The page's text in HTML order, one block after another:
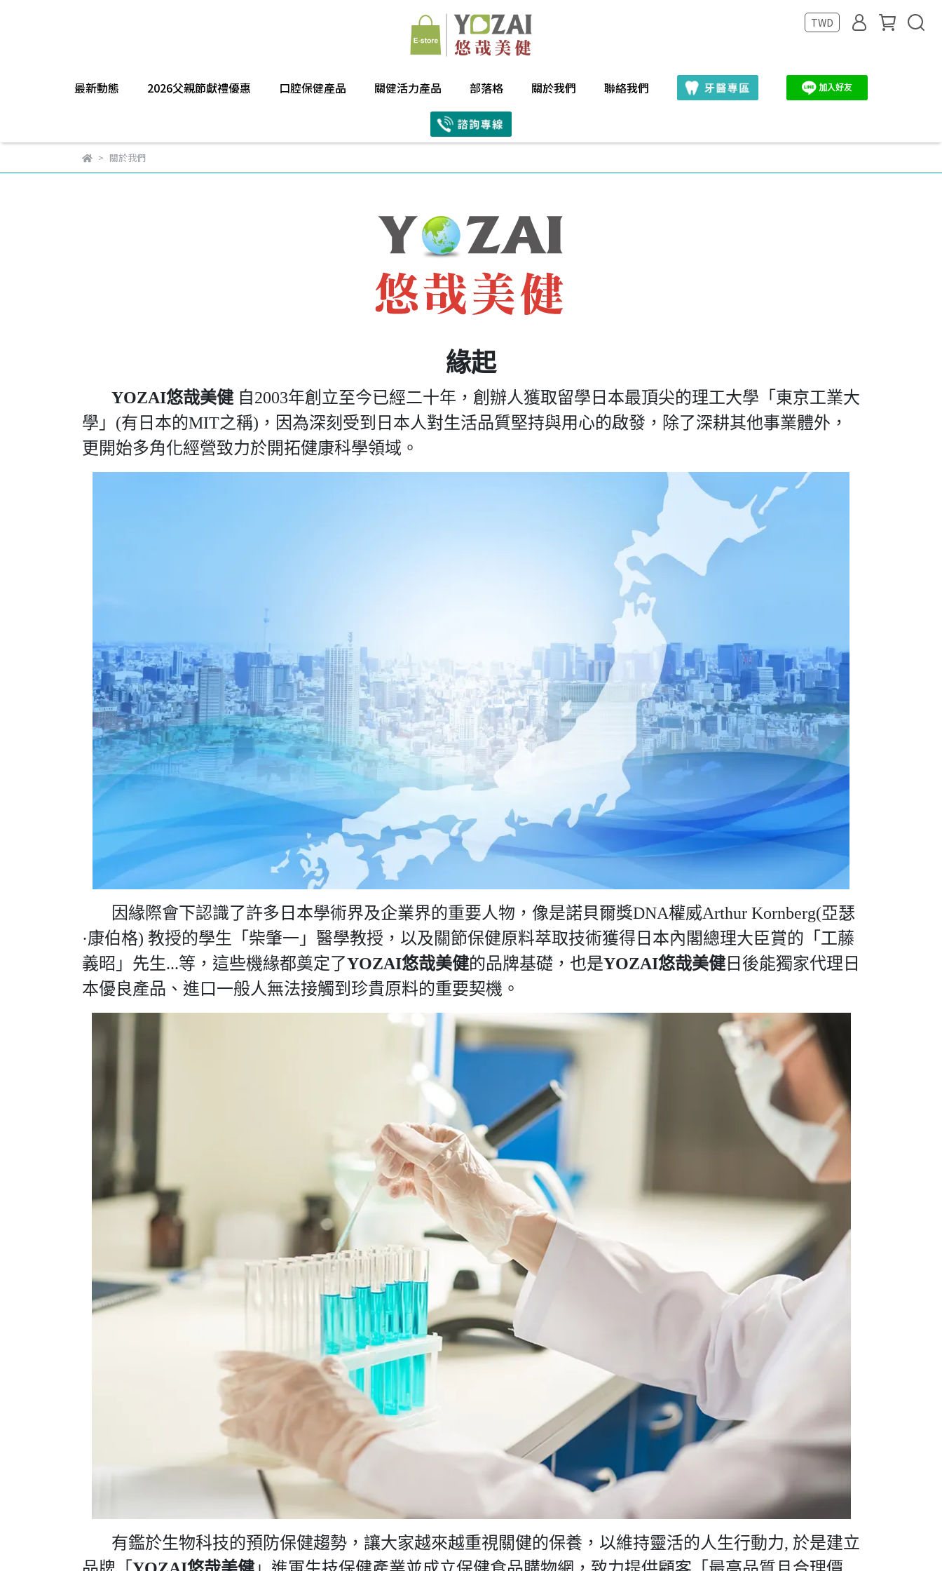
TWD
最新動態 2026父親節獻禮優惠 口腔保健產品 關健活力產品 部落格 關於我們 聯絡我們
關於我們
緣起
YOZAI悠哉美健 自2003年創立至今已經二十年，創辦人獲取留學日本最頂尖的理工大學「東京工業大
學」(有日本的MIT之稱)，因為深刻受到日本人對生活品質堅持與用心的啟發，除了深耕其他事業體外，
更開始多角化經營致力於開拓健康科學領域。
因緣際會下認識了許多日本學術界及企業界的重要人物，像是諾貝爾獎DNA權威Arthur Kornberg(亞瑟
·康伯格) 教授的學生「柴肇一」醫學教授，以及關節保健原料萃取技術獲得日本內閣總理大臣賞的「工藤
義昭」先生...等，這些機緣都奠定了YOZAI悠哉美健的品牌基礎，也是YOZAI悠哉美健 日後能獨家代理日
本優良產品、進口一般人無法接觸到珍貴原料的重要契機。
有鑑於生物科技的預防保健趨勢，讓大家越來越重視關健的保養，以維持靈活的人生行動力, 於是建立